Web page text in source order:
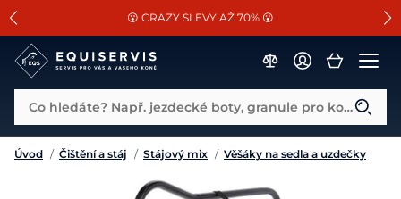
SLEVA 13% na vše od Cassini!
😮 CRAZY SLEVY AŽ 70% 😮
📐Pasování a doplňky k vybraným sedlům ZDARMA 🐴
Co hledáte? Např. jezdecké boty, granule pro koně...
Úvod / Čištění a stáj / Stájový mix / Věšáky na sedla a uzdečky